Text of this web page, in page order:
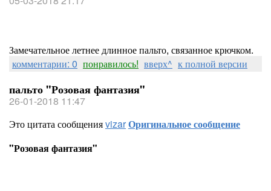
Замечательное летнее длинное пальто, связанное крючком.
комментарии: 0 понравилось! вверх^ к полной версии
пальто "Розовая фантазия"
26-01-2018 11:47
Это цитата сообщенияvizarОригинальное сообщение
"Розовая фантазия"